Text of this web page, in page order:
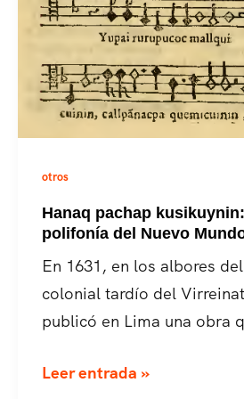
otros
Hanaq pachap
polifonía del Nuevo
En 1631, en los albores
colonial tardío del
publicó en Lima una obra
Hanaq
Leer entrada »